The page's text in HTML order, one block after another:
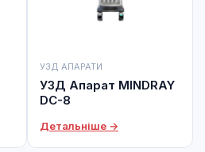
УЗД АПАРАТИ
УЗД Апарат MINDRAY
DC-8
Детальніше →